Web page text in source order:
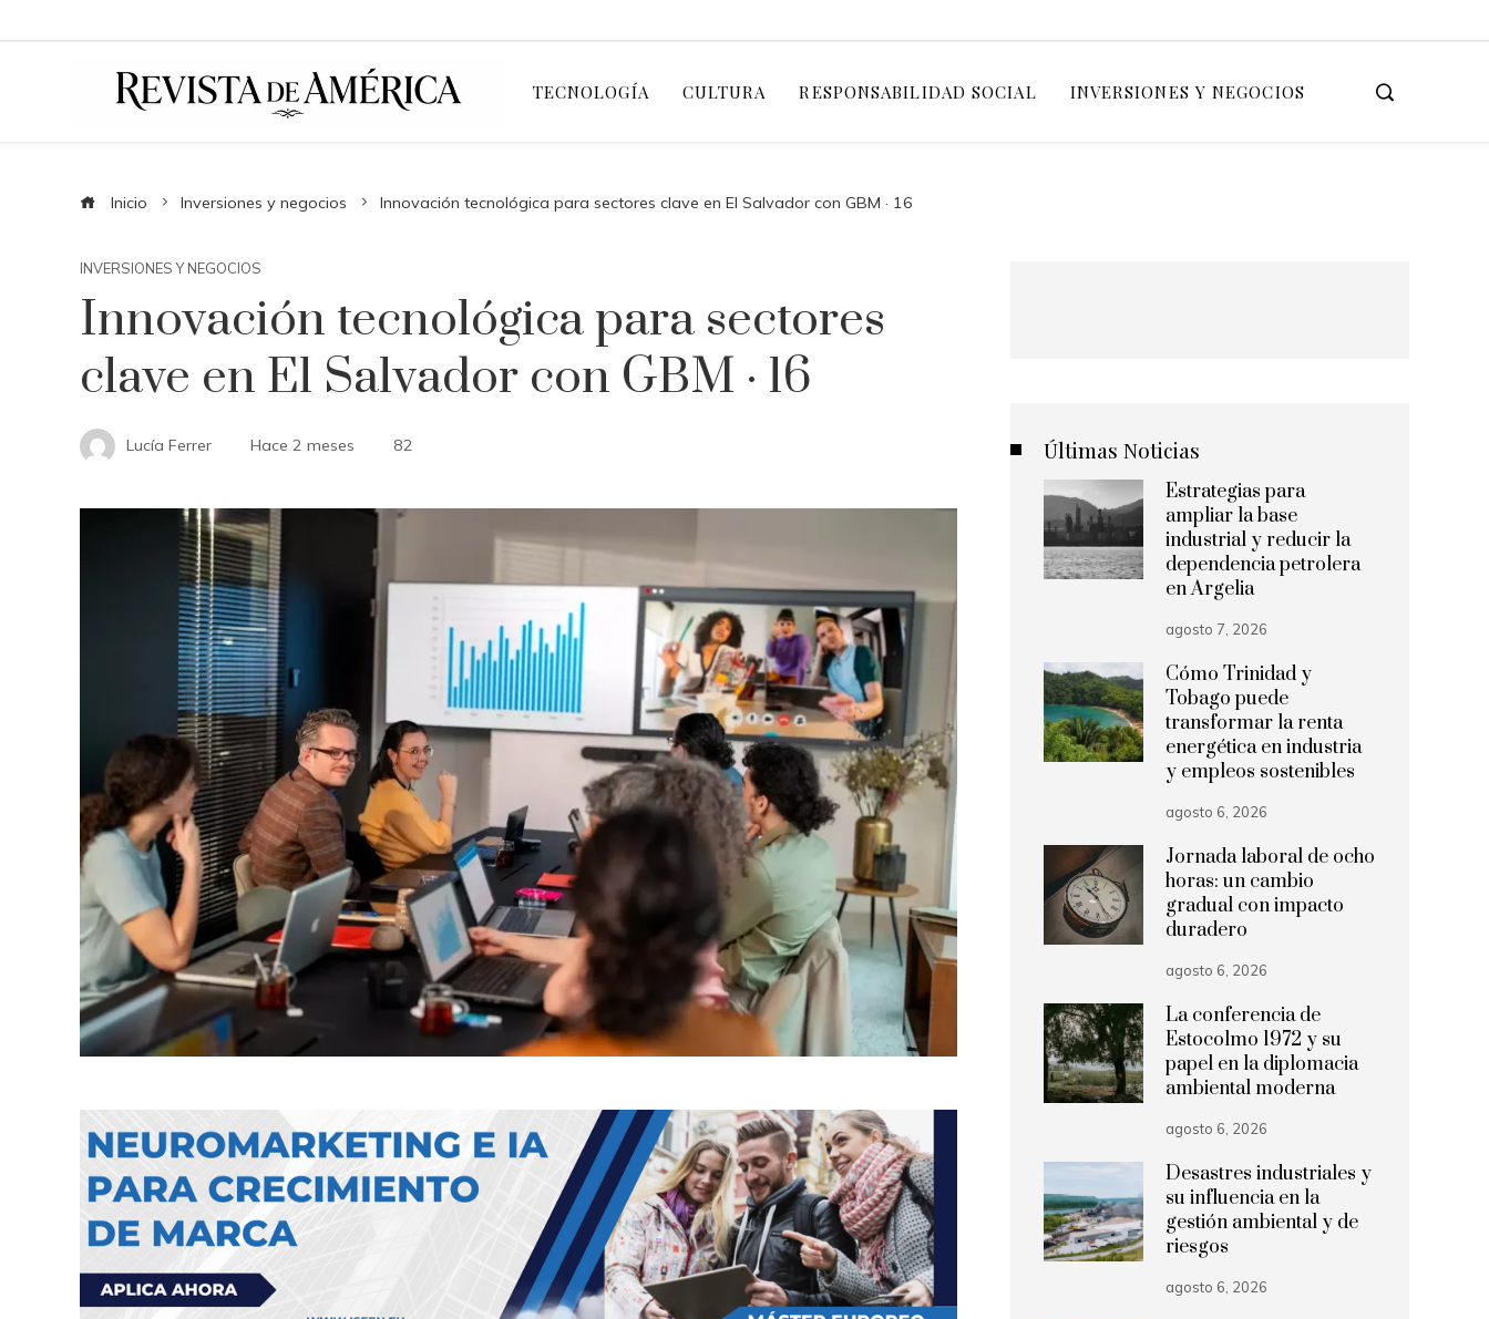
TECNOLOGÍA CULTURA RESPONSABILIDAD SOCIAL INVERSIONES Y NEGOCIOS
Inicio Inversiones y negocios Innovación tecnológica para sectores clave en El Salvador con GBM · 16
INVERSIONES Y NEGOCIOS
Innovación tecnológica para sectores
clave en El Salvador con GBM · 16
Lucía Ferrer Hace 2 meses 82 Últimas Noticias
Estrategias para
ampliar la base
industrial y reducir la
dependencia petrolera
en Argelia
agosto 7, 2026
Cómo Trinidad y
Tobago puede
transformar la renta
energética en industria
y empleos sostenibles
agosto 6, 2026
Jornada laboral de ocho
horas: un cambio
gradual con impacto
duradero
agosto 6, 2026
La conferencia de
Estocolmo 1972 y su
papel en la diplomacia
ambiental moderna
agosto 6, 2026
Desastres industriales y
su influencia en la
gestión ambiental y de
riesgos
agosto 6, 2026